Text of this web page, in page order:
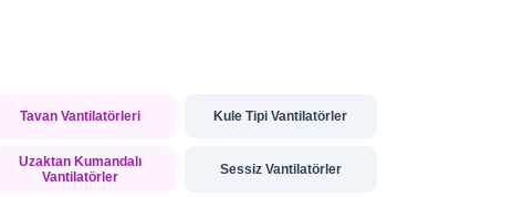
Tavan Vantilatörleri Kule Tipi Vantilatörler
Uzaktan Kumandalı
Vantilatörler
Sessiz Vantilatörler